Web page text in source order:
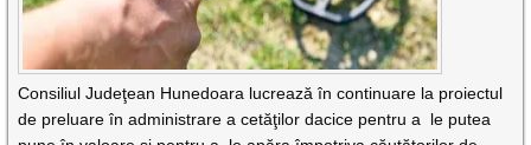
Consiliul Judeţean Hunedoara lucrează în continuare la proiectul
de preluare în administrare a cetăţilor dacice pentru a le putea